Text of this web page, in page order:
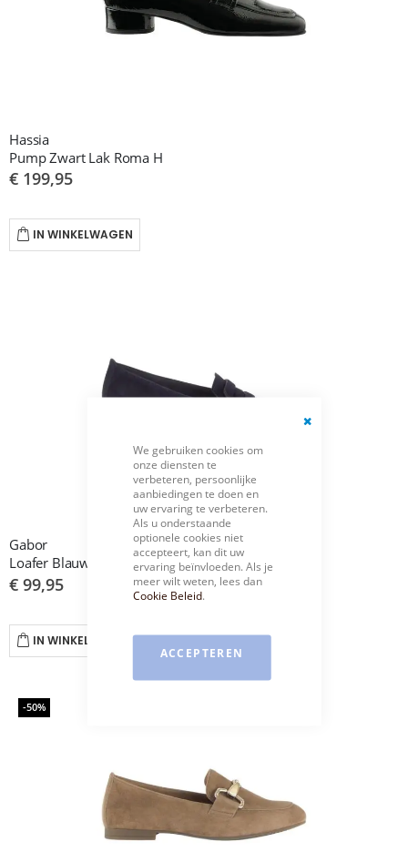
We gebruiken cookies om
onze diensten te
verbeteren, persoonlijke
aanbiedingen te doen en
uw ervaring te verbeteren.
Als u onderstaande
optionele cookies niet
accepteert, kan dit uw
ervaring beïnvloeden. Als je
meer wilt weten, lees dan
Cookie Beleid.
ACCEPTEREN
Hassia
Pump Zwart Lak Roma H
€ 199,95
IN WINKELWAGEN
Gabor
Loafer Blauw 4002
€ 99,95
IN WINKELWAGEN
-50%